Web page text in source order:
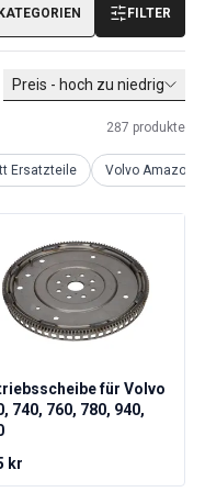
KATEGORIEN FILTER
Preis - hoch zu niedrig
287 produkte
Ersatzteile Volvo Amazon
für Volvo
740, 760, 780, 940,
kr